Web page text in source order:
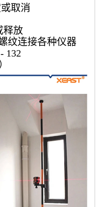
取消
释放
纹连接各种仪器
132